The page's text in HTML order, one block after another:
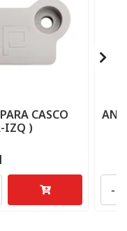
CASCO
IZQ )
-